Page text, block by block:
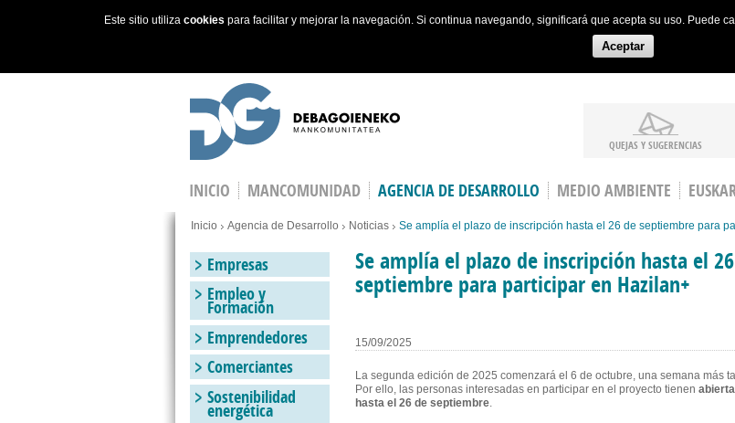
Este sitio utiliza cookies para facilitar y mejorar la navegación. Si continua navegando, significará que acepta su uso. Puede
Aceptar
QUEJAS Y SUGERENCIAS
INICIO MANCOMUNIDAD AGENCIA DE DESARROLLO MEDIO AMBIENTE
Estás en
Inicio Agencia de Desarrollo Noticias Se amplía el plazo de inscripción hasta el 26 de septiembre para
Se amplía el plazo de inscripción hasta el
septiembre para participar en Hazilan+
15/09/2025
La segunda edición de 2025 comenzará el 6 de octubre, una semana más
Por ello, las personas interesadas en participar en el proyecto tienen
hasta el 26 de septiembre.
Empresas
Empleo y
Formación
Emprendedores
Comerciantes
Sostenibilidad
energética